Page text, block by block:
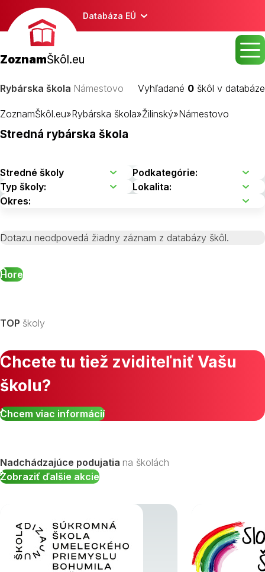
Databáza EÚ
ZoznamŠkôl.eu
Rybárska škola Námestovo Vyhľadané 0 škôl v databáze
ZoznamŠkôl.eu»Rybárska škola»Žilinský»Námestovo
Stredná rybárska škola
Dotazu neodpovedá žiadny záznam z databázy škôl.
Hore
TOP školy
Chcete tu tiež zviditeľniť Vašu
školu?
Chcem viac informácií
Nadchádzajúce podujatia na školách
Zobraziť ďalšie akcie